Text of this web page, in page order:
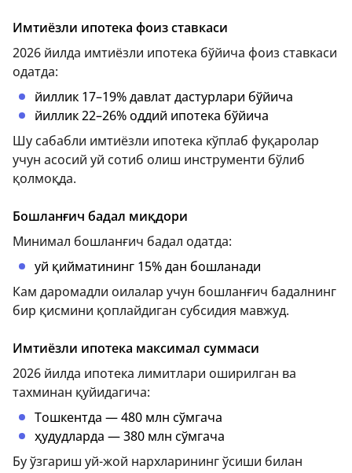
Имтиёзли ипотека фоиз ставкаси
2026 йилда имтиёзли ипотека бўйича фоиз ставкаси
одатда:
йиллик 17–19% давлат дастурлари бўйича
йиллик 22–26% оддий ипотека бўйича
Шу сабабли имтиёзли ипотека кўплаб фуқаролар
учун асосий уй сотиб олиш инструменти бўлиб
қолмоқда.
Бошланғич бадал миқдори
Минимал бошланғич бадал одатда:
уй қийматининг 15% дан бошланади
Кам даромадли оилалар учун бошланғич бадалнинг
бир қисмини қоплайдиган субсидия мавжуд.
Имтиёзли ипотека максимал суммаси
2026 йилда ипотека лимитлари оширилган ва
тахминан қуйидагича:
Тошкентда — 480 млн сўмгача
ҳудудларда — 380 млн сўмгача
Бу ўзгариш уй-жой нархларининг ўсиши билан